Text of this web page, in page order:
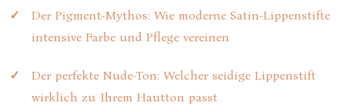
Der Pigment-Mythos: Wie moderne Satin-Lippenstifte
intensive Farbe und Pflege vereinen
Der perfekte Nude-Ton: Welcher seidige Lippenstift
wirklich zu Ihrem Hautton passt